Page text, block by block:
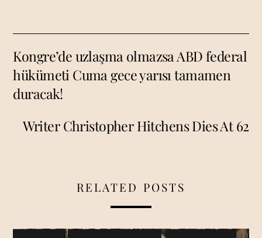
Kongre’de uzlaşma olmazsa ABD federal
hükümeti Cuma gece yarısı tamamen
duracak!
Writer Christopher Hitchens Dies At 62
RELATED POSTS